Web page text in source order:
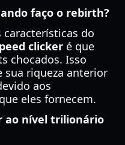
faço o rebirth?
características do
clicker é que
chocados. Isso
sua riqueza anterior
aos
eles fornecem.
ao nível trilionário